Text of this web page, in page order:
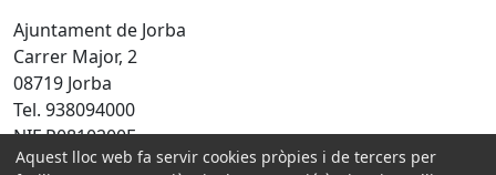
Ajuntament de Jorba
Carrer Major, 2
08719 Jorba
Tel. 938094000
NIF P0810200F
Aquest lloc web fa servir cookies pròpies i de tercers per